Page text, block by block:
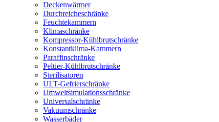
Deckenwärmer
Durchreicheschränke
Feuchtekammern
Klimaschränke
Kompressor-Kühlbrutschränke
Konstantklima-Kammern
Paraffinschränke
Peltier-Kühlbrutschränke
Sterilisatoren
ULT-Gefrierschränke
Umweltsimulationsschränke
Universalschränke
Vakuumschränke
Wasserbäder